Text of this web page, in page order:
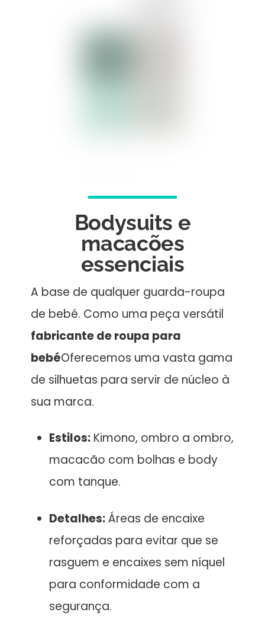
Bodysuits e
macacões
essenciais
A base de qualquer guarda-roupa
de bebé. Como uma peça versátil
fabricante de roupa para
bebéOferecemos uma vasta gama
de silhuetas para servir de núcleo à
sua marca.
Estilos:Kimono, ombro a ombro,
macacão com bolhas e body
com tanque.
Detalhes:Áreas de encaixe
reforçadas para evitar que se
rasguem e encaixes sem níquel
para conformidade com a
segurança.